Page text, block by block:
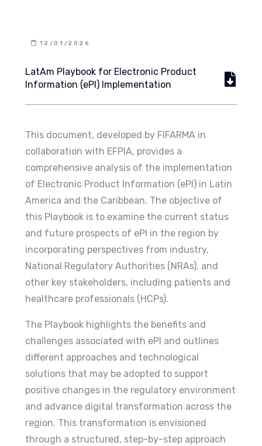
12/01/2026
LatAm Playbook for Electronic Product
Information (ePI) Implementation
This document, developed by FIFARMA in
collaboration with EFPIA, provides a
comprehensive analysis of the implementation
of Electronic Product Information (ePI) in Latin
America and the Caribbean. The objective of
this Playbook is to examine the current status
and future prospects of ePI in the region by
incorporating perspectives from industry,
National Regulatory Authorities (NRAs), and
other key stakeholders, including patients and
healthcare professionals (HCPs).
The Playbook highlights the benefits and
challenges associated with ePI and outlines
different approaches and technological
solutions that may be adopted to support
positive changes in the regulatory environment
and advance digital transformation across the
region. This transformation is envisioned
through a structured, step-by-step approach